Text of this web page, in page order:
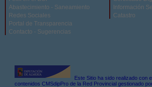
Abastecimiento - Saneamiento
Redes Sociales
Portal de Transparencia
Contacto - Sugerencias
Información
Catastro
Este Sitio ha sido realizado con
contenidos CMSdipPro de la Red Provincial gestionado